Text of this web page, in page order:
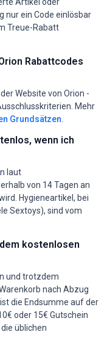
nur ein Code einlösbar
Treue-Rabatt
Rabattcodes
Website von Orion -
Mehr
Grundsätzen
wenn ich
laut
von 14 Tagen an
Hygieneartikel, bei
Sextoys), sind vom
kostenlosen
und trotzdem
nach Abzug
die Endsumme auf der
oder 15€ Gutschein
üblichen